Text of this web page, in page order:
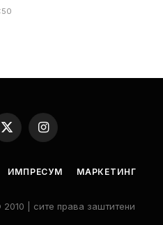
X
(Twitter)
Instagram
ИМПРЕСУМ МАРКЕТИНГ
| сите права заштитени